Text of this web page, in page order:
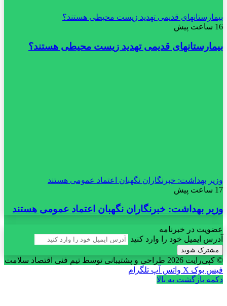
بیمارستانهای قدیمی تهدید زیست محیطی هستند؟
16 ساعت پیش
بیمارستانهای قدیمی تهدید زیست محیطی هستند؟
وزیر بهداشت: خبرنگاران نگهبان اعتماد عمومی هستند
17 ساعت پیش
وزیر بهداشت: خبرنگاران نگهبان اعتماد عمومی هستند
عضویت در خبرنامه
آدرس ایمیل خود را وارد کنید
© کپی‌رایت 2026
طراحی و پشتیبانی توسط تیم فنی اقتصاد سلامت
فیس بوک X واتس آپ تلگرام
دکمه بازگشت به بالا